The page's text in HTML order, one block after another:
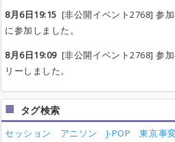
8月6日19:15 [非公開イベント2768] 参
に参加しました。
8月6日19:09[非公開イベント2768] 参
リーしました。
タグ検索
セッション アニソン J-POP 東京事